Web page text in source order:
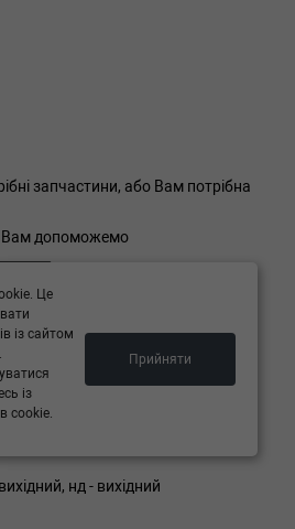
запчастини, або Вам потрібна
Вам допоможемо
106а
нд - вихідний
Це
із сайтом
із
cookie.
Прийняти